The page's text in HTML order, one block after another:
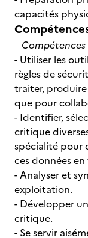
capacités
Compétences
- Utiliser les
règles de
traiter,
que pour
- Identifier,
critique
spécialité pour
ces données
- Analyser et
exploitation.
- Développer
critique.
- Se servir